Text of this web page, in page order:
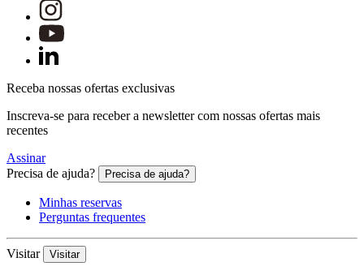
Receba nossas ofertas exclusivas
Inscreva-se para receber a newsletter com nossas ofertas mais
recentes
Assinar
Precisa de ajuda?
Precisa de ajuda?
Minhas reservas
Perguntas frequentes
Visitar Visitar